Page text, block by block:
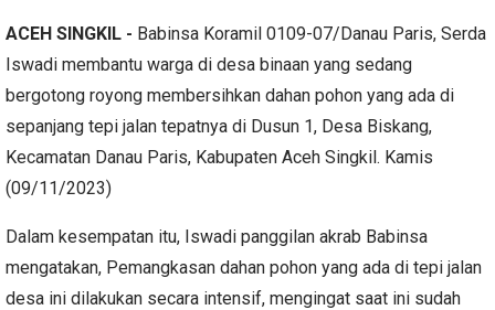
ACEH SINGKIL - Babinsa Koramil 0109-07/Danau Paris, Serda
Iswadi membantu warga di desa binaan yang sedang
bergotong royong membersihkan dahan pohon yang ada di
sepanjang tepi jalan tepatnya di Dusun 1, Desa Biskang,
Kecamatan Danau Paris, Kabupaten Aceh Singkil. Kamis
(09/11/2023)
Dalam kesempatan itu, Iswadi panggilan akrab Babinsa
mengatakan, Pemangkasan dahan pohon yang ada di tepi jalan
desa ini dilakukan secara intensif, mengingat saat ini sudah